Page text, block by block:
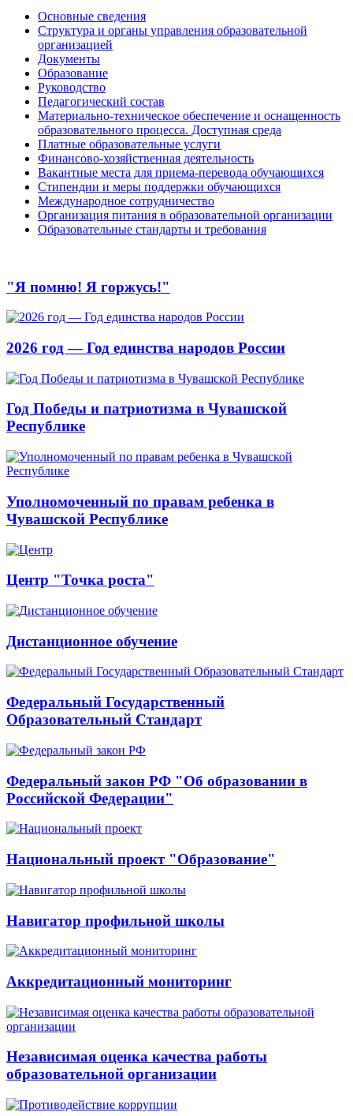
Основные сведения
Структура и органы управления образовательной
организацией
Документы
Образование
Руководство
Педагогический состав
Материально-техническое обеспечение и оснащенность
образовательного процесса. Доступная среда
Платные образовательные услуги
Финансово-хозяйственная деятельность
Вакантные места для приема-перевода обучающихся
Стипендии и меры поддержки обучающихся
Международное сотрудничество
Организация питания в образовательной организации
Образовательные стандарты и требования
"Я помню! Я горжусь!"
2026 год — Год единства народов России
Год Победы и патриотизма в Чувашской
Республике
Уполномоченный по правам ребенка в
Чувашской Республике
Центр "Точка роста"
Дистанционное обучение
Федеральный Государственный
Образовательный Стандарт
Федеральный закон РФ "Об образовании в
Российской Федерации"
Национальный проект "Образование"
Навигатор профильной школы
Аккредитационный мониторинг
Независимая оценка качества работы
образовательной организации